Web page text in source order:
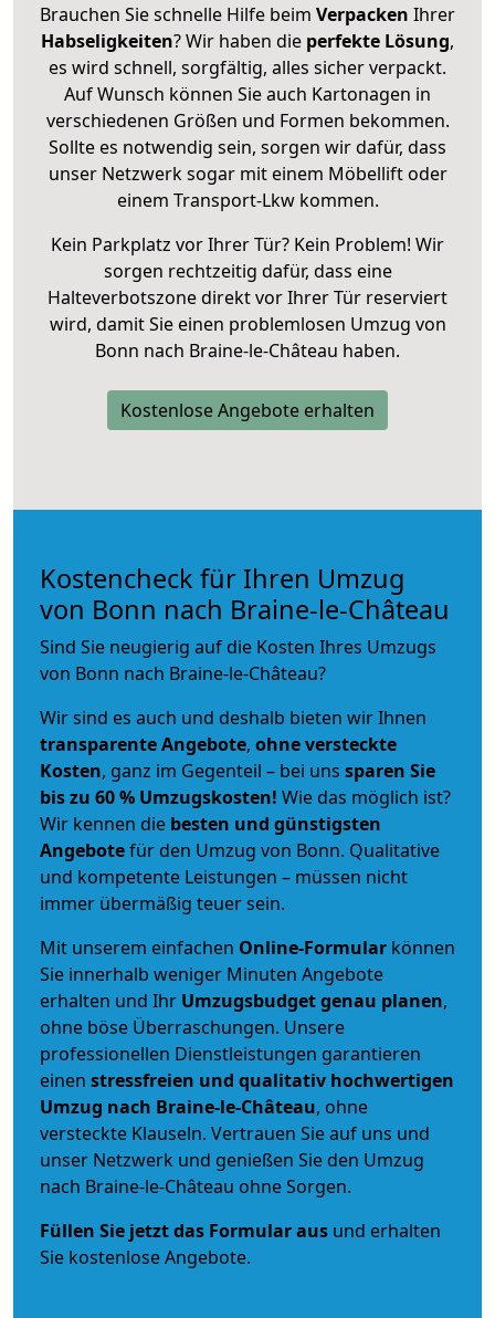
Brauchen Sie schnelle Hilfe beim Verpacken Ihrer
Habseligkeiten? Wir haben die perfekte Lösung,
es wird schnell, sorgfältig, alles sicher verpackt.
Auf Wunsch können Sie auch Kartonagen in
verschiedenen Größen und Formen bekommen.
Sollte es notwendig sein, sorgen wir dafür, dass
unser Netzwerk sogar mit einem Möbellift oder
einem Transport-Lkw kommen.
Kein Parkplatz vor Ihrer Tür? Kein Problem! Wir
sorgen rechtzeitig dafür, dass eine
Halteverbotszone direkt vor Ihrer Tür reserviert
wird, damit Sie einen problemlosen Umzug von
Bonn nach Braine-le-Château haben.
Kostenlose Angebote erhalten
Kostencheck für Ihren Umzug
von Bonn nach Braine-le-Château
Sind Sie neugierig auf die Kosten Ihres Umzugs
von Bonn nach Braine-le-Château?
Wir sind es auch und deshalb bieten wir Ihnen
transparente Angebote, ohne versteckte
Kosten, ganz im Gegenteil – bei uns sparen Sie
bis zu 60 % Umzugskosten! Wie das möglich ist?
Wir kennen die besten und günstigsten
Angebotefür den Umzug von Bonn. Qualitative
und kompetente Leistungen – müssen nicht
immer übermäßig teuer sein.
Mit unserem einfachen Online-Formular können
Sie innerhalb weniger Minuten Angebote
erhalten und Ihr Umzugsbudgetgenau planen,
ohne böse Überraschungen. Unsere
professionellen Dienstleistungen garantieren
einen stressfreien und qualitativ hochwertigen
Umzug nach Braine-le-Château, ohne
versteckte Klauseln. Vertrauen Sie auf uns und
unser Netzwerk und genießen Sie den Umzug
nach Braine-le-Château ohne Sorgen.
Füllen Sie jetzt das Formular aus und erhalten
Sie kostenlose Angebote.